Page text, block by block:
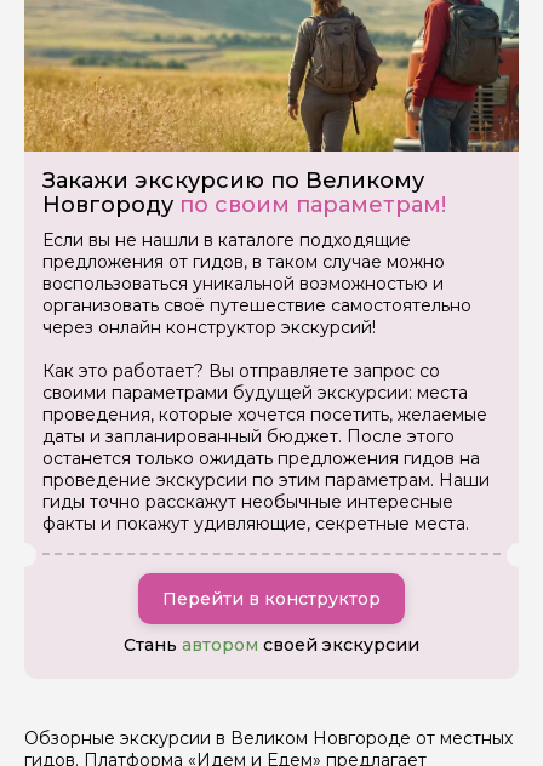
Закажи экскурсию по Великому
Новгороду по своим параметрам!
Если вы не нашли в каталоге подходящие
предложения от гидов, в таком случае можно
воспользоваться уникальной возможностью и
организовать своё путешествие самостоятельно
через онлайн конструктор экскурсий!
Как это работает? Вы отправляете запрос со
своими параметрами будущей экскурсии: места
проведения, которые хочется посетить, желаемые
даты и запланированный бюджет. После этого
останется только ожидать предложения гидов на
проведение экскурсии по этим параметрам. Наши
гиды точно расскажут необычные интересные
факты и покажут удивляющие, секретные места.
Перейти в конструктор
Стань автором своей экскурсии
Обзорные экскурсии в Великом Новгороде от местных
гидов. Платформа «Идем и Едем» предлагает
Задайте свой вопрос гиду
Как вас зовут
Ваша электронная почта
Ваш номер телефона
Вопросы и комментарии
Если у вас есть интересующие вопросы, можете их
задать
Я даю своё согласие на обработку персональных